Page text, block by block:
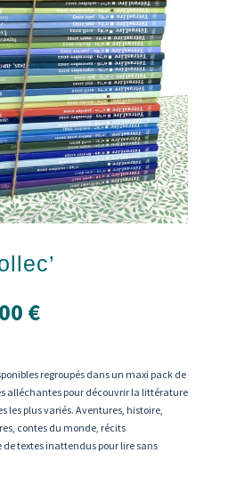
€.
€Le
prix
est :
200,00 €.
regroupés dans un maxi pack de
alléchantes pour découvrir la littérature
les plus variés. Aventures, histoire,
contes du monde, récits
textes inattendus pour lire sans